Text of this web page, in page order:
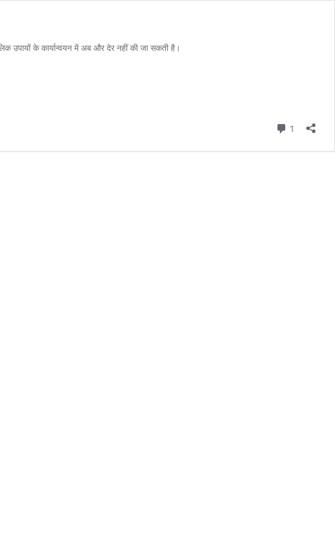
उपायों के कार्यान्वयन में अब और देर नहीं की जा सकती है।
1 Comment